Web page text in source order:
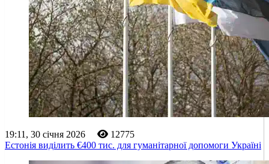
19:11, 30 січня 2026
12775
Естонія виділить €400 тис. для гуманітарної допомоги Україні